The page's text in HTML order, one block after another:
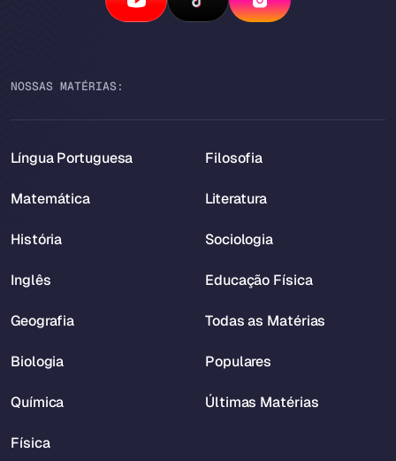
NOSSAS MATÉRIAS:
Língua Portuguesa
Matemática
História
Inglês
Geografia
Biologia
Química
Física
Filosofia
Literatura
Sociologia
Educação Física
Todas as Matérias
Populares
Últimas Matérias